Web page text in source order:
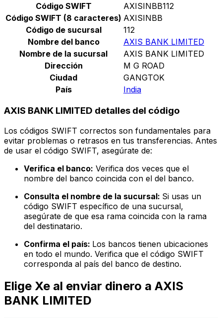
Código SWIFT
AXISINBB112
Código SWIFT (8 caracteres) AXISINBB
Código de sucursal
112
Nombre del banco
AXIS BANK LIMITED
Nombre de la sucursal
AXIS BANK LIMITED
Dirección
M G ROAD
Ciudad
GANGTOK
País
India
AXIS BANK LIMITED detalles del código
Los códigos SWIFT correctos son fundamentales para
evitar problemas o retrasos en tus transferencias. Antes
de usar el código SWIFT, asegúrate de:
Verifica el banco: Verifica dos veces que el
nombre del banco coincida con el del banco.
Consulta el nombre de la sucursal: Si usas un
código SWIFT específico de una sucursal,
asegúrate de que esa rama coincida con la rama
del destinatario.
Confirma el país: Los bancos tienen ubicaciones
en todo el mundo. Verifica que el código SWIFT
corresponda al país del banco de destino.
Elige Xe al enviar dinero a AXIS
BANK LIMITED